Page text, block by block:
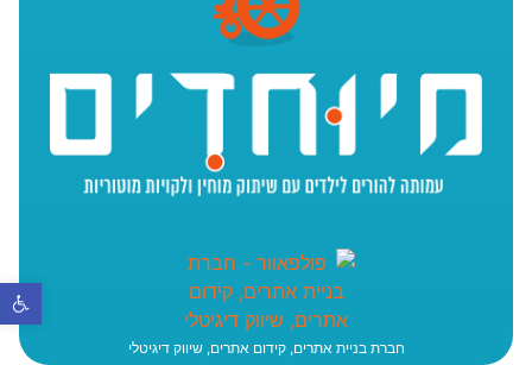
פתח
חברת בניית אתרים, קידום אתרים, שיווק דיגיטלי